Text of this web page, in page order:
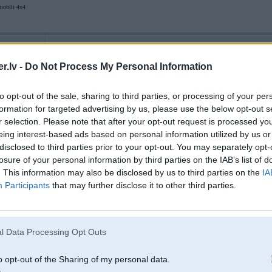
- Do Not Process My Personal Information
opt-out of the sale, sharing to third parties, or processing of your
for targeted advertising by us, please use the below opt-out
selection. Please note that after your opt-out request is processed
interest-based ads based on personal information utilized by us
to third parties prior to your opt-out. You may separately
of your personal information by third parties on the IAB’s list of
This information may also be disclosed by us to third parties on the
Participants that may further disclose it to other third parties.
Data Processing Opt Outs
opt-out of the Sharing of my personal data.
4x4
04. Nov 2025, 13:09
nesaprotu kā personāži naudu dabūtu - ja piem. klients ar karti maksātu
nu, opcijas:
a. luugums tomeer maksaat skaidraa, jo darbiniekam tak alga atvilkta;
b. iet pie prieksnieka un saka - reku, cilvis samaksaaja [atzina, ka pats
par sho/citu keisu].
04 Nov 2025, 13:02:10
04 Nov 2025, 12:35:35@Elnarakstīja: